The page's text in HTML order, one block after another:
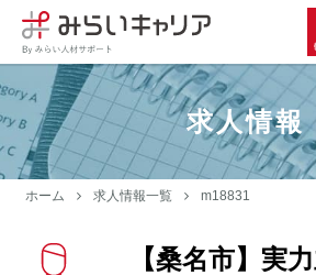
求人情報
ホーム 求人情報一覧 m18831
【桑名市】実